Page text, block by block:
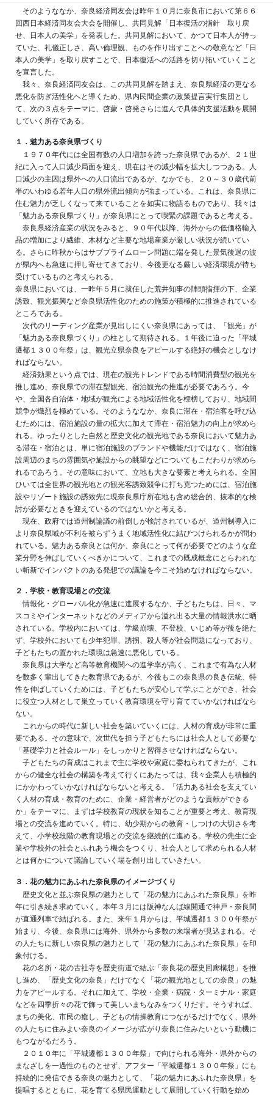
そのようななか、奈良経済同友会は昨年１０月に奈良市において第６６
回西日本経済同友会大会を開催し、共同見解「日本復活の指針 取り戻
せ、日本人の美学」を発表した。共同見解において、かつて日本人が持っ
ていた、礼儀正しさ、高い倫理観、ものを作り出すことへの敬意など「日
本人の美学」を取り戻すことで、日本復活への活路を切り拓いていくこと
を宣言した。
我々、奈良経済同友会は、この共同見解を踏まえ、奈良県経済の更なる
悪化を防ぎ活性化へと導くため、県内民間企業の政策提言実行集団とし
て、次の３点をテーマに、啓蒙・啓発さらに進んで具体的支援活動を展開
していく所存である。
１．魅力ある奈良県づくり
１９７０年代には全国有数の人口増加を誇った奈良県であるが、２１世
紀に入って人口減少局面を迎え、現在はその減少幅を拡大しつつある。人
口減少の主因は県外への人口流出であるが、なかでも、２０～３０歳代前
半のいわゆる若年人口の県外流出傾向が強まっている。これは、奈良県に
住む魅力が乏しくなって来ていることを如実に物語るものであり、我々は
「魅力ある奈良県づくり」が奈良県にとって喫緊の課題であると考える。
奈良県経済産業の状況をみると、９０年代以降、海外からの低価格輸入
品の増加により繊維、木材など主要な地場産業が厳しい状況が続いてい
る。さらに昨秋からはサブプライムローン問題に端を発した景気後退の波
が県内へも急速に押し寄せてきており、今後更なる厳しい経済環境が待ち
受けているものと考えられる。
奈良県においては、一昨年５月に就任した荒井知事の陣頭指揮の下、企業
誘致、観光振興など奈良県活性化のための施策が積極的に推進されている
ところである。
次代のリーディング産業が見出しにくい奈良県にあっては、「観光」が
「魅力ある奈良県づくり」の柱として期待される。１年後に迫った「平城
遷都１３００年祭」は、観光立県奈良をアピールする絶好の機会としなけ
ればならない。
経済効果という点では、現在の観光トレンドである時間消費型の観光を
推し進め、奈良県での滞在型観光、宿泊観光の推進が必要であろう。今
や、全国各自治体・地域が観光による地域活性化を標榜しており、地域間
競争が熾烈を極めている。そのようななか、奈良に滞在・宿泊客を呼び込
むためには、宿泊施設の量の拡大に加えて滞在・宿泊魅力の向上が求めら
れる。ゆったりとした自然と歴史文化の観光地である奈良において魅力あ
る滞在・宿泊とは、単に宿泊施設のブランドや機能だけではなく、宿泊施
設周辺のまちの雰囲気や施設からの眺望などについてもこだわりが求めら
れるであろう。その意味において、立地も大きな要素と考えられる。全国
ひいては全世界の観光地との観光客誘致競争に打ち克つためには、宿泊施
設やリゾート施設の誘致先に現奈良県庁所在地も含め総合的、抜本的な検
討が必要なときを迎えているのではないかと考える。
現在、政府では道州制論議の前倒しが検討されているが、道州制導入に
より奈良県域が不利を被らずうまく地域活性化に結びつけられるかが問わ
れている。魅力ある奈良とは何か、奈良にとって何が必要でどのような産
業分野を伸ばしていくべきかについて、これまでの既成概念にとらわれな
い斬新でインパクトのある発想での議論を今こそ始めなければならない。
２．学校・教育現場との交流
情報化・グローバル化が急速に進展するなか、子どもたちは、日々、マ
スコミやインターネットなどのメディアから溢れ出る大量の情報洪水に晒
されている。学校内においては、学級崩壊、不登校、いじめ等が後を絶た
ず、学校外においても少年犯罪、誘拐、殺人等が社会問題になっており、
子どもたちの置かれた環境は急速に悪化している。
奈良県は大学など高等教育機関への進学率が高く、これまで有為な人材
を数多く輩出してきた教育県であるが、今後もこの奈良県の良き伝統、特
性を伸ばしていくためには、子どもたちが安心して学ぶことができ、社会
に役立つ人材として巣立っていく教育環境を守り育てていかなければなら
ない。
これからの時代に新しい社会を築いていくには、人材の育成が非常に重
要である。その意味で、次世代を担う子どもたちには社会人として必要な
「基礎学力と社会ルール」をしっかりと習得させなければならない。
子どもたちの育成はこれまで主に学校や家庭に委ねられてきたが、これ
からの健全な社会の構築を考えて行くにあたっては、我々企業人も積極的
にかかわっていかなければならないと考える。「活力ある社会を支えてい
く人材の育成・教育のために、企業・経営者がどのような貢献ができる
か」をテーマに、まずは学校教育の現状を知ることが重要と考え、教育現
場との交流を進めていく。特に、幼少期からの教育・しつけの大切さを考
えて、小学校段階の教育現場との交流を継続的に進める。学校の先生に企
業や学校外の社会とふれあう機会をつくり、社会人として求められる人材
とは何かについて議論していく場を創り出していきたい。
３．花の魅力にあふれた奈良県のイメージづくり
歴史文化と並ぶ奈良県の魅力として「花の魅力にあふれた奈良県」を昨
年に引き続き求めていく。本年３月には阪神なんば線開通で神戸・奈良間
が直通列車で結ばれる。また、来年１月からは、平城遷都１３００年祭が
始まり、今後、奈良県には海外、県外から多数の来場者が見込まれる。そ
の人たちに新しい奈良県の魅力として「花の魅力にあふれた奈良県」を印
象付ける。
花の名所・花の古社寺を歴史街道で結ぶ「奈良花の歴史回廊構想」を推
し進め、「歴史文化の奈良」だけでなく「花の観光地としての奈良」の魅
力をアピールする。それに加えて、学校・企業・病院・ターミナル・家庭
などを四季折々の花で飾って美しいまちなみをつくりだす。そうすれば、
まちの美化、市民の癒し、子どもの情操教育につながるだけでなく、県外
の人たちに住みよい奈良のイメージが広がり奈良に住みたいという動機に
もつながるだろう。
２０１０年に「平城遷都１３００年祭」で向けられる海外・県外からの
まなざしを一過性のものとせず、アフター「平城遷都１３００年祭」にも
持続的に発信できる奈良の魅力として、「花の魅力にあふれた奈良県」を
提唱するとともに、花を育てる県民運動として展開していく行動を始め